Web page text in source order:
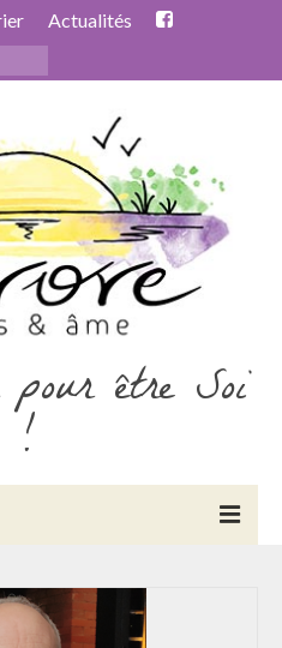
Actualités
être Soi
!